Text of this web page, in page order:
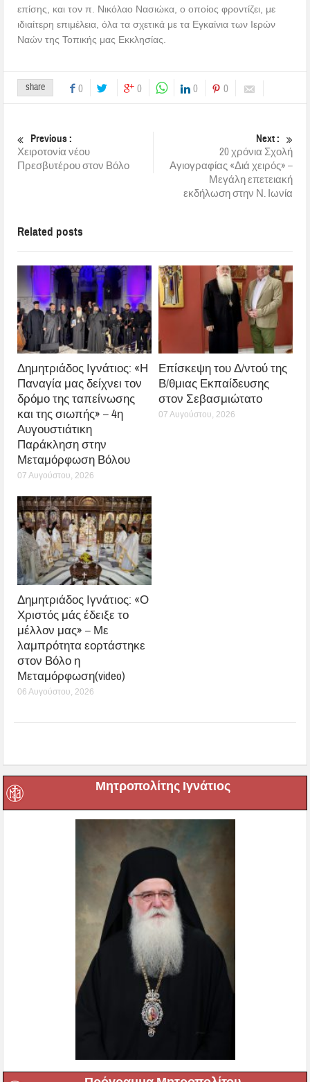
επίσης, και τον π. Νικόλαο Νασιώκα, ο οποίος φροντίζει, με
ιδιαίτερη επιμέλεια, όλα τα σχετικά με τα Εγκαίνια των Ιερών
Ναών της Τοπικής μας Εκκλησίας.
share 0 0 0 0
Previous :
Χειροτονία νέου
Πρεσβυτέρου στον Βόλο
Next :
20 χρόνια Σχολή
Αγιογραφίας «Διά χειρός» –
Μεγάλη επετειακή
εκδήλωση στην Ν. Ιωνία
Related posts
Δημητριάδος Ιγνάτιος: «Η
Παναγία μας δείχνει τον
δρόμο της ταπείνωσης
και της σιωπής» – 4η
Αυγουστιάτικη
Παράκληση στην
Μεταμόρφωση Βόλου
07 Αυγούστου, 2026
Επίσκεψη του Δ/ντού της
Β/θμιας Εκπαίδευσης
στον Σεβασμιώτατο
07 Αυγούστου, 2026
Δημητριάδος Ιγνάτιος: «Ο
Χριστός μάς έδειξε το
μέλλον μας» – Με
λαμπρότητα εορτάστηκε
στον Βόλο η
Μεταμόρφωση(video)
06 Αυγούστου, 2026
Μητροπολίτης Ιγνάτιος